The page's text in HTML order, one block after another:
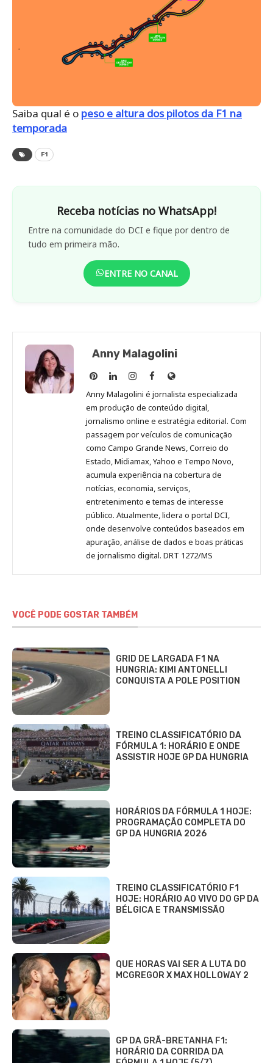
Saiba qual é o peso e altura dos pilotos da F1 na
temporada
F1
Receba notícias no WhatsApp!
Entre na comunidade do DCI e fique por dentro de
tudo em primeira mão.
ENTRE NO CANAL
Anny Malagolini
Anny
Malagolini
no
Pinterest
Anny
Malagolini
no
LinkedIn
Anny
Malagolini
no
Instagram
Anny
Malagolini
no
Facebook
Site
de
Anny
Malagolini
Anny Malagolini é jornalista especializada
em produção de conteúdo digital,
jornalismo online e estratégia editorial. Com
passagem por veículos de comunicação
como Campo Grande News, Correio do
Estado, Midiamax, Yahoo e Tempo Novo,
acumula experiência na cobertura de
notícias, economia, serviços,
entretenimento e temas de interesse
público. Atualmente, lidera o portal DCI,
onde desenvolve conteúdos baseados em
apuração, análise de dados e boas práticas
de jornalismo digital. DRT 1272/MS
VOCÊ PODE GOSTAR TAMBÉM
GRID DE LARGADA F1 NA
HUNGRIA: KIMI ANTONELLI
CONQUISTA A POLE POSITION
TREINO CLASSIFICATÓRIO DA
FÓRMULA 1: HORÁRIO E ONDE
ASSISTIR HOJE GP DA HUNGRIA
HORÁRIOS DA FÓRMULA 1 HOJE:
PROGRAMAÇÃO COMPLETA DO
GP DA HUNGRIA 2026
TREINO CLASSIFICATÓRIO F1
HOJE: HORÁRIO AO VIVO DO GP DA
BÉLGICA E TRANSMISSÃO
QUE HORAS VAI SER A LUTA DO
MCGREGOR X MAX HOLLOWAY 2
GP DA GRÃ-BRETANHA F1:
HORÁRIO DA CORRIDA DA